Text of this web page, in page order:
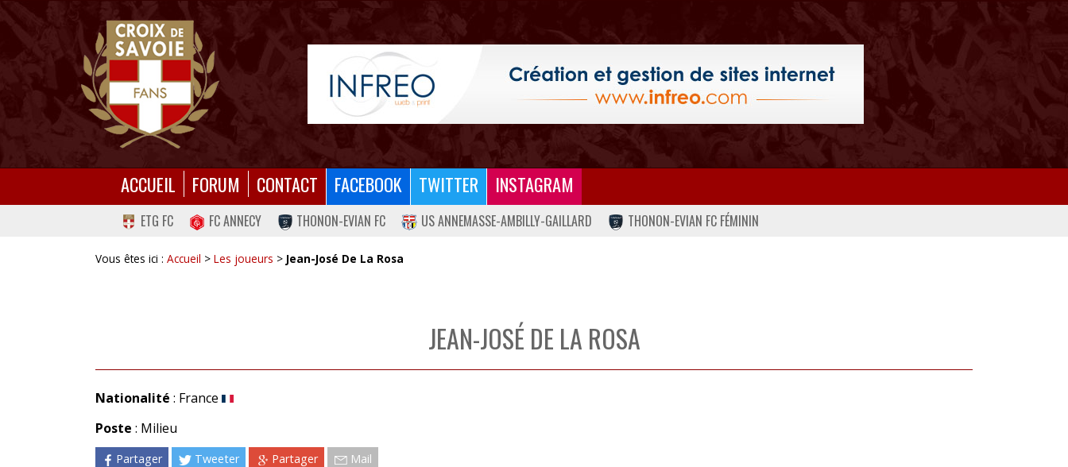
ACCUEIL FORUM CONTACT FACEBOOK TWITTER INSTAGRAM
ETG FC FC ANNECY THONON-EVIAN FC US ANNEMASSE-AMBILLY-GAILLARD THONON-EVIAN FC FÉMININ
Vous êtes ici : Accueil > Les joueurs > Jean-José De La Rosa
JEAN-JOSÉ DE LA ROSA
Nationalité : France
Poste : Milieu
Partager Tweeter Partager Mail